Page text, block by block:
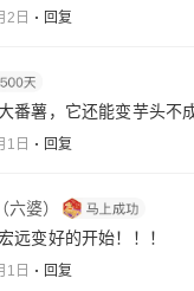
2日 回复
番薯，它还能变芋头不成
1日 回复
婆）
远变好的开始！！！
1日 回复